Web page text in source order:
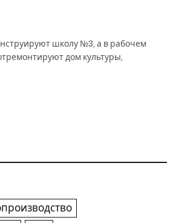
школу №3, а в рабочем
дом культуры,